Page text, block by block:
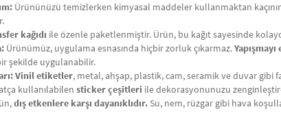
Ürününüzü temizlerken kimyasal maddeler kullanmaktan
kağıdı ile özenle paketlenmiştir. Ürün, bu kağıt sayesinde
Ürünümüz, uygulama esnasında hiçbir zorluk çıkarmaz.
şekilde uygulanabilir.
Vinil etiketler, metal, ahşap, plastik, cam, seramik ve duvar gibi
kullanılabilen sticker çeşitleri ile dekorasyonunuzu
dış etkenlere karşı dayanıklıdır. Su, nem, rüzgar gibi hava